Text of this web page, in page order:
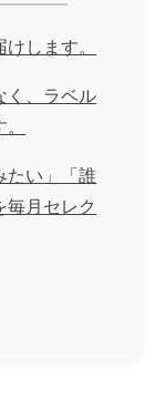
します。
く、ラベル
たい」「誰
毎月セレク